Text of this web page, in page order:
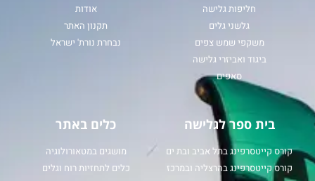
חליפות גלישה
גלשני גלים
משקפי שמש צפים
ביגוד ואביזרי גלישה
סאפים
אודות
תקנון האתר
נבחרת נורת' ישראל
בית ספר לגלישה
קורס קייטסרפינג בתל אביב ובת ים
קורס קייטסרפינג בהרצליה ובמרכז
כלים באתר
מושגים במטאורולוגיה
כלים לתחזיות רוח וגלים